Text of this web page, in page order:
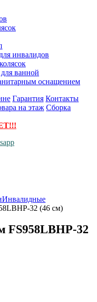
инвалидов
ванной
оснащением
Гарантия Контакты
на этаж Сборка
Инвалидные
32 (46 см)
FS958LBHP-32